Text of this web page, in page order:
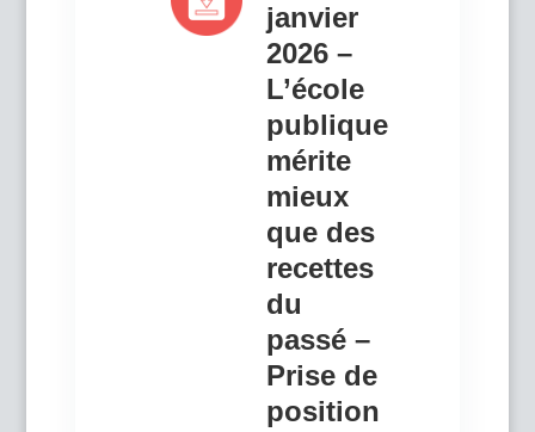
janvier
2026 –
L’école
publique
mérite
mieux
que des
recettes
du
passé –
Prise de
position